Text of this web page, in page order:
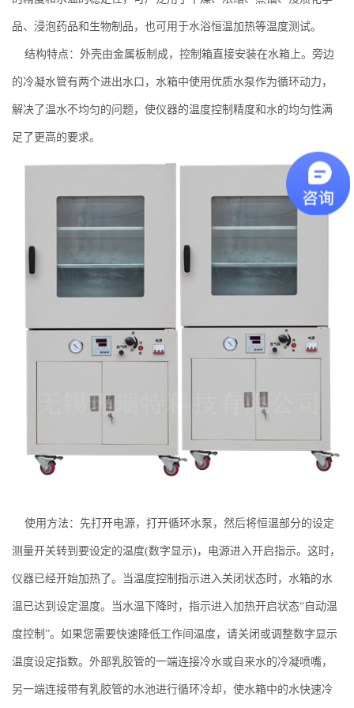
品、浸泡药品和生物制品，也可用于水浴恒温加热等温度测试。
结构特点：外壳由金属板制成，控制箱直接安装在水箱上。旁边
的冷凝水管有两个进出水口，水箱中使用优质水泵作为循环动力，
解决了温水不均匀的问题，使仪器的温度控制精度和水的均匀性满
足了更高的要求。
使用方法：先打开电源，打开循环水泵，然后将恒温部分的设定
测量开关转到要设定的温度(数字显示)，电源进入开启指示。这时，
仪器已经开始加热了。当温度控制指示进入关闭状态时，水箱的水
温已达到设定温度。当水温下降时，指示进入加热开启状态“自动温
度控制”。如果您需要快速降低工作间温度，请关闭或调整数字显示
温度设定指数。外部乳胶管的一端连接冷水或自来水的冷凝喷嘴，
另一端连接带有乳胶管的水池进行循环冷却，使水箱中的水快速冷